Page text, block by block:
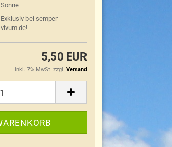
Sonne
Exklusiv bei semper-
vivum.de!
5,50 EUR
inkl. 7% MwSt. zzgl. Versand